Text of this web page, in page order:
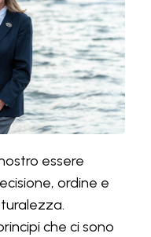
essere
ordine e
che ci sono